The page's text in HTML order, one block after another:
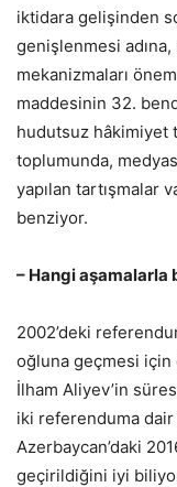
iktidara gelişinden
genişlenmesi adına,
mekanizmaları
maddesinin 32.
hudutsuz hâkimiyet
toplumunda,
yapılan tartışmalar
benziyor.
– Hangi aşamalarla
2002’deki
oğluna geçmesi
İlham Aliyev’in
iki referenduma
Azerbaycan’daki
geçirildiğini iyi